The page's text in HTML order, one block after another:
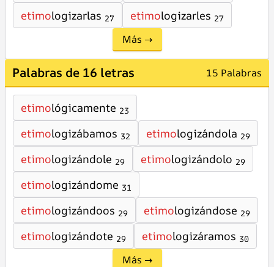
etimologizarlas 27 etimologizarles 27
Más →
Palabras de 16 letras 15 Palabras
etimológicamente 23
etimologizábamos 32 etimologizándola 29
etimologizándole 29 etimologizándolo 29
etimologizándome 31
etimologizándoos 29 etimologizándose 29
etimologizándote 29 etimologizáramos 30
Más →